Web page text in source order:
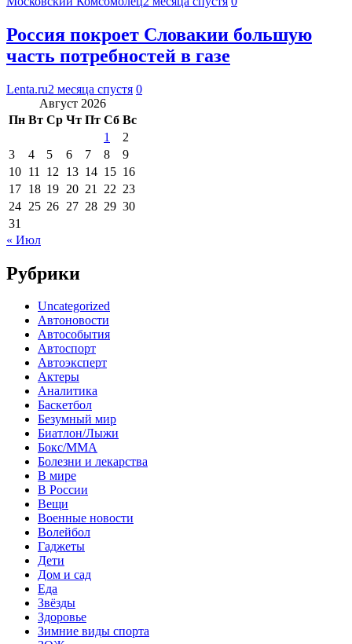
Россия покроет Словакии большую
часть потребностей в газе
Lenta.ru2 месяца спустя 0
Август 2026
Пн Вт Ср Чт Пт Сб Вс
1
2
3
4 5 6 7 8
9
10 11 12 13 14 15 16
17 18 19 20 21 22 23
24 25 26 27 28 29 30
31
« Июл
Рубрики
Uncategorized
Автоновости
Автособытия
Автоспорт
Автоэксперт
Актеры
Аналитика
Баскетбол
Безумный мир
Биатлон/Лыжи
Бокс/MMA
Болезни и лекарства
В мире
В России
Вещи
Военные новости
Волейбол
Гаджеты
Дети
Дом и сад
Еда
Звёзды
Здоровье
Зимние виды спорта